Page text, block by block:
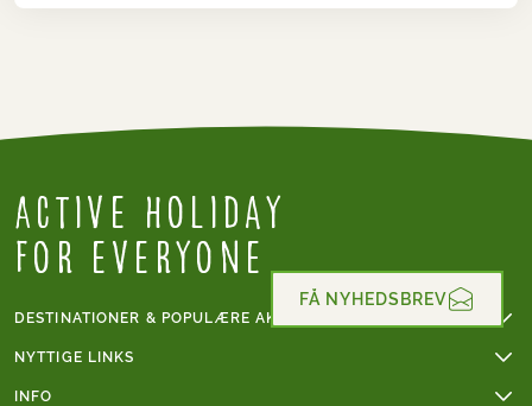
Active Holiday
for everyone
DESTINATIONER & POPULÆRE AKTIVITETER
Vandreferie
NYTTIGE LINKS
Online betaling
INFO
FÅ NYHEDSBREV